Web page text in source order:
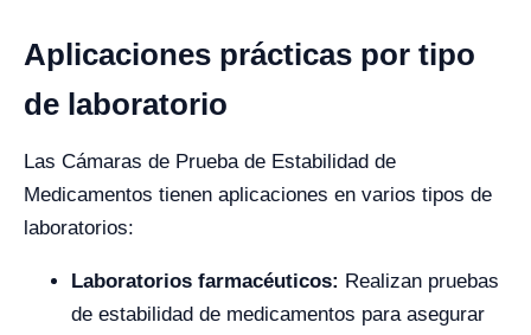
Aplicaciones prácticas por tipo
de laboratorio
Las Cámaras de Prueba de Estabilidad de
Medicamentos tienen aplicaciones en varios tipos de
laboratorios:
Laboratorios farmacéuticos: Realizan pruebas
de estabilidad de medicamentos para asegurar